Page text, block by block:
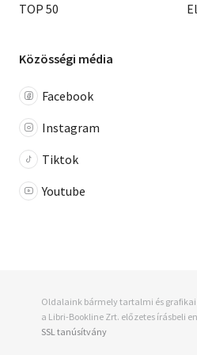
TOP 50
Közösségi média
Facebook
Instagram
Tiktok
Youtube
Oldalaink bármely tartalmi és
a Libri-Bookline Zrt. előzetes írásbeli
SSL tanúsítvány